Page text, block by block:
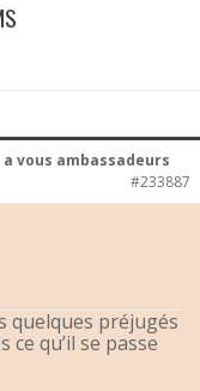
a vous ambassadeurs
#233887
quelques préjugés
qu’il se passe